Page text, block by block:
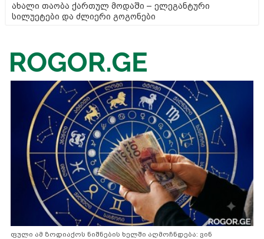
ახალი თაობა ქართულ მოდაში – ელეგანტური
სილუეტები და ძლიერი გოგონები
ფული ამ ზოდიაქოს ნიშნების ხელში აღმოჩნდება: ვინ